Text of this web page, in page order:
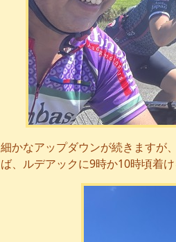
細かなアップダウンが続きますが
ば、ルデアックに9時か10時頃着け